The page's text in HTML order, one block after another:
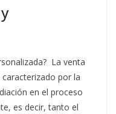
La venta
por la
en el proceso
es decir, tanto el